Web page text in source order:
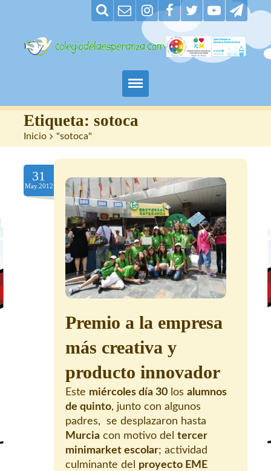
Padres
Alumnos
Maestros
Nuestro centro
Contacto
Etiqueta: sotoca
Inicio > "sotoca"
31
May.2012
Premio a la empresa
más creativa y
producto innovador
Este miércoles día 30 los alumnos
de quinto, junto con algunos
padres, se desplazaron hasta
Murcia con motivo del tercer
minimarket escolar; actividad
culminante del proyecto EME